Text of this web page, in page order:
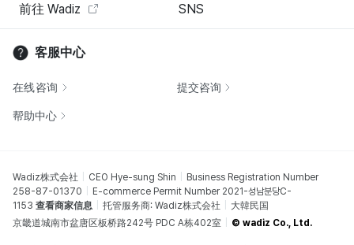
前往 Wadiz
SNS
客服中心
在线咨询 提交咨询
帮助中心
Wadiz株式会社 CEO Hye-sung Shin
Business Registration Number
258-87-01370
E-commerce Permit Number 2021-성남분당C-
1153 查看商家信息 托管服务商: Wadiz株式会社
大韓民国
京畿道城南市盆唐区板桥路242号 PDC A栋402室
© wadiz Co., Ltd.